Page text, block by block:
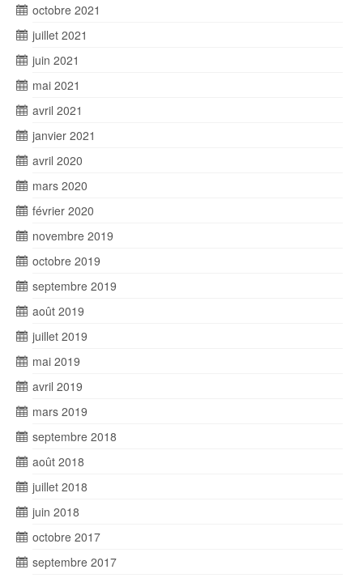
octobre 2021
juillet 2021
juin 2021
mai 2021
avril 2021
janvier 2021
avril 2020
mars 2020
février 2020
novembre 2019
octobre 2019
septembre 2019
août 2019
juillet 2019
mai 2019
avril 2019
mars 2019
septembre 2018
août 2018
juillet 2018
juin 2018
octobre 2017
septembre 2017